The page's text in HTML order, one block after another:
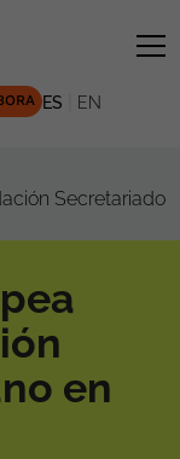
ES EN
Secretariado
en